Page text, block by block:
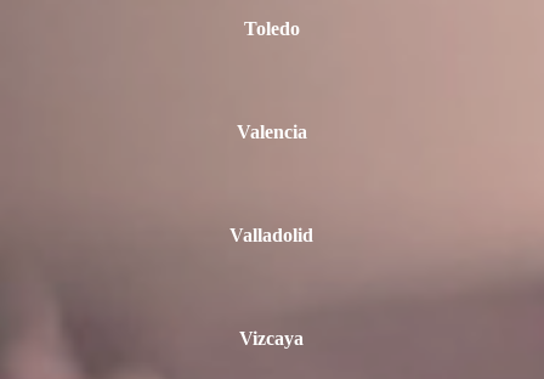
Toledo
Valencia
Valladolid
Vizcaya